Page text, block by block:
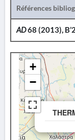
Références
AD68 (2013),
+
−